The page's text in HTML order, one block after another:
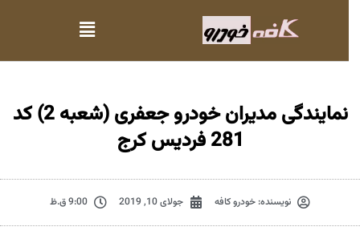
نمایندگی مدیران خودرو جعفری (شعبه 2) کد
281 فردیس کرج
نویسنده:خودرو کافه جولای 10, 2019 9:00 ق.ظ